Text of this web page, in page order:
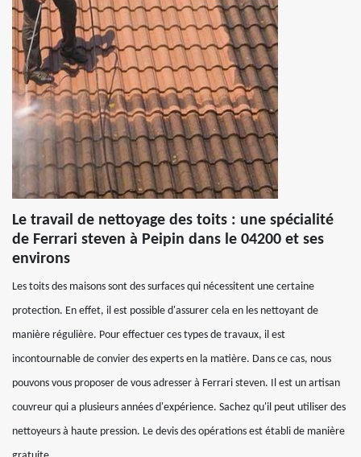
Le travail de nettoyage des toits : une spécialité
de Ferrari steven à Peipin dans le 04200 et ses
environs
Les toits des maisons sont des surfaces qui nécessitent une certaine
protection. En effet, il est possible d'assurer cela en les nettoyant de
manière régulière. Pour effectuer ces types de travaux, il est
incontournable de convier des experts en la matière. Dans ce cas, nous
pouvons vous proposer de vous adresser à Ferrari steven. Il est un artisan
couvreur qui a plusieurs années d'expérience. Sachez qu'il peut utiliser des
nettoyeurs à haute pression. Le devis des opérations est établi de manière